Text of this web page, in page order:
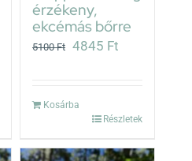
érzékeny,
ekcémás bőrre
5100Ft Original
5100 Ft.
4845 Ft
4845 Ft.
Kosárba
Részletek